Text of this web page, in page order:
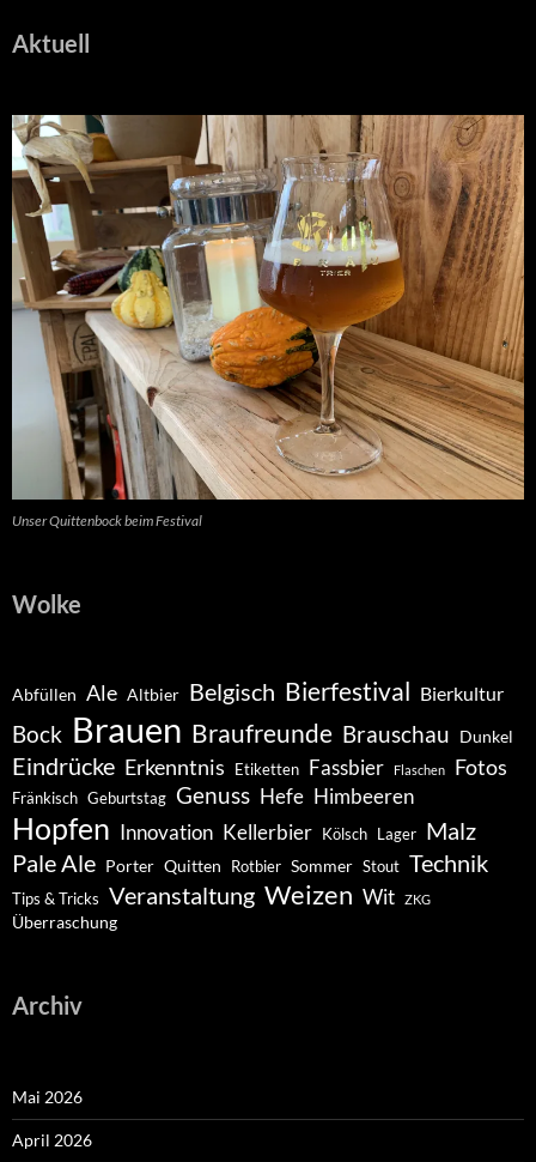
Aktuell
Unser Quittenbock beim Festival
Wolke
Abfüllen Ale Altbier Belgisch Bierfestival Bierkultur
Bock Brauen Braufreunde Brauschau Dunkel
Eindrücke Erkenntnis Etiketten Fassbier Flaschen Fotos
Fränkisch Geburtstag Genuss Hefe Himbeeren
Hopfen Innovation Kellerbier Kölsch Lager Malz
Pale Ale Porter Quitten Rotbier Sommer Stout Technik
Tips & Tricks Veranstaltung Weizen Wit ZKG
Überraschung
Archiv
Mai 2026
April 2026